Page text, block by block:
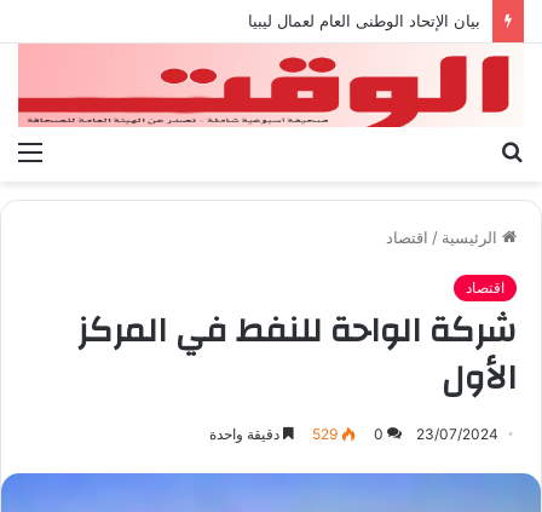
بيان الإتحاد الوطنى العام لعمال ليبيا
الرئيسية / اقتصاد
اقتصاد
شركة الواحة للنفط في المركز
الأول
23/07/2024
0
529 دقيقة واحدة